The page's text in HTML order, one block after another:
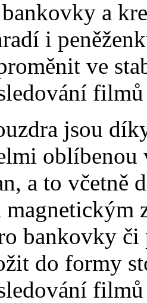
a
i
ve
jsou
oblíbenou
a to včetně
bankovky
do formy